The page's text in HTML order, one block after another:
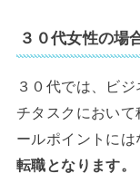
３０代女性の場
３０代では、ビ
チタスクにおい
ールポイントには
転職となります。